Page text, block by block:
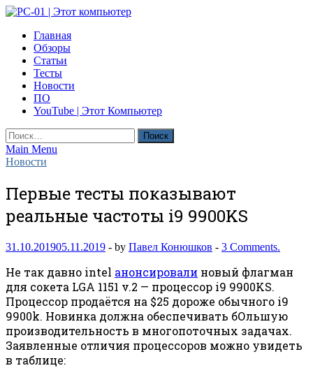
Skip
content
PC-01 | Этот компьютер
Компьютерные новости
Главная
Обзоры
Статьи
Тесты
Новости
ПО
YouTube | Этот Компьютер
Найти:
Main Menu
Новости
Первые тесты показывают
реальные частоты i9 9900KS
31.10.201905.11.2019 - by Павел Конюшков - 3 Comments.
Не так давно intel анонсировали новый флагман
для сокета LGA 1151 v.2 — процессор i9 9900KS.
Процессор продаётся на $25 дороже обычного i9
9900k. Новинка должна обеспечивать бОльшую
производительность в многопоточных задачах.
Заявленные отличия процессоров можно увидеть
в таблице: